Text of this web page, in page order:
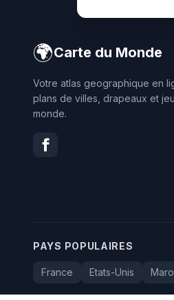
🌍Carte du Monde
Votre atlas geographique en
plans de villes, drapeaux et
monde.
PAYS POPULAIRES
France Etats-Unis